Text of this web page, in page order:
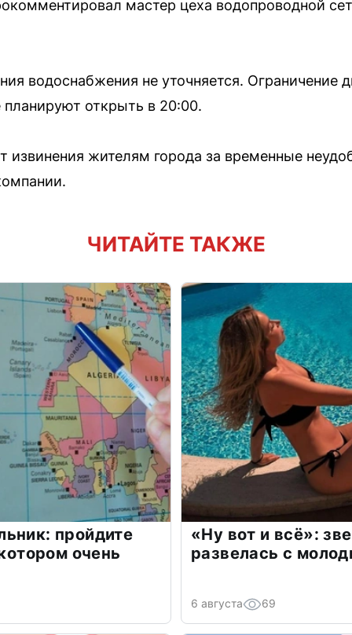
мастер цеха водопроводной
водоснабжения не уточняется. Ограничение
планируют открыть в 20:00.
извинения жителям города за временные
ЧИТАЙТЕ ТАКЖЕ
пройдите
очень
«Ну вот и всё»:
развелась с
6 августа 69